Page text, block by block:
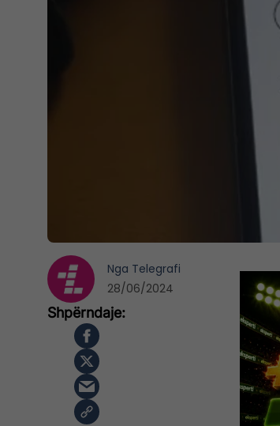
Nga Telegrafi
28/06/2024